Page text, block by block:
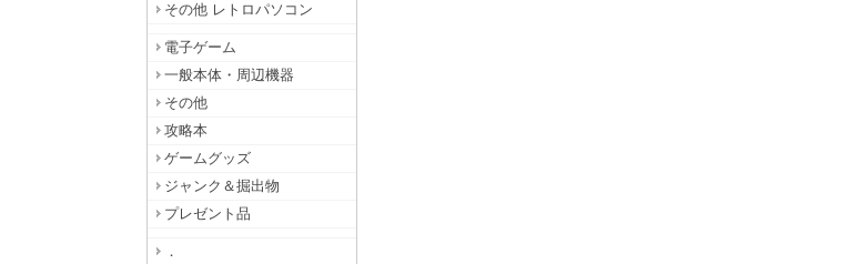
その他 レトロパソコン
電子ゲーム
一般本体・周辺機器
その他
攻略本
ゲームグッズ
ジャンク＆掘出物
プレゼント品
．